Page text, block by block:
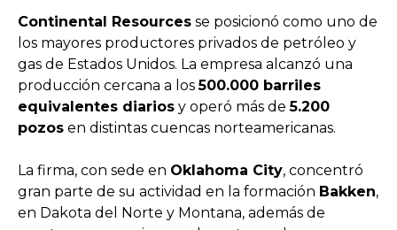
Continental Resources se posicionó como uno de
los mayores productores privados de petróleo y
gas de Estados Unidos. La empresa alcanzó una
producción cercana a los500.000 barriles
equivalentes diarios y operó más de5.200
pozos en distintas cuencas norteamericanas.
La firma, con sede en Oklahoma City, concentró
gran parte de su actividad en la formación Bakken,
en Dakota del Norte y Montana, además de